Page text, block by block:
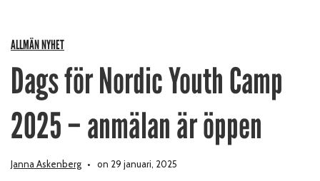
ALLMÄN NYHET
Dags för Nordic Youth Camp
2025 – anmälan är öppen
Janna Askenberg on 29 januari, 2025